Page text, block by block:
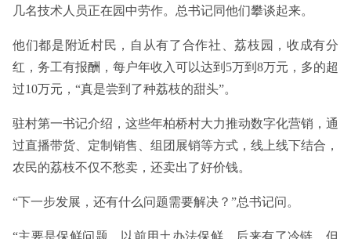
几名技术人员正在园中劳作。总书记同他们攀谈起来。
他们都是附近村民，自从有了合作社、荔枝园，收成有分
红，务工有报酬，每户年收入可以达到5万到8万元，多的超
过10万元，“真是尝到了种荔枝的甜头”。
驻村第一书记介绍，这些年柏桥村大力推动数字化营销，通
过直播带货、定制销售、组团展销等方式，线上线下结合，
农民的荔枝不仅不愁卖，还卖出了好价钱。
“下一步发展，还有什么问题需要解决？”总书记问。